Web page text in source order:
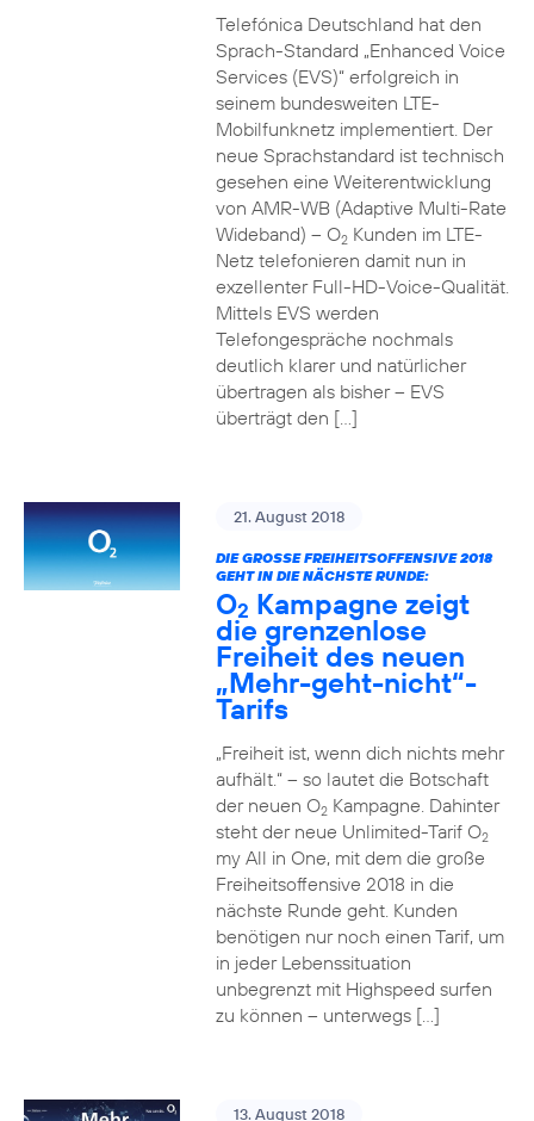
Telefónica Deutschland hat den
Sprach-Standard „Enhanced Voice
Services (EVS)“ erfolgreich in
seinem bundesweiten LTE-
Mobilfunknetz implementiert. Der
neue Sprachstandard ist technisch
gesehen eine Weiterentwicklung
von AMR-WB (Adaptive Multi-Rate
Wideband) – O2Kunden im LTE-
Netz telefonieren damit nun in
exzellenter Full-HD-Voice-Qualität.
Mittels EVS werden
Telefongespräche nochmals
deutlich klarer und natürlicher
übertragen als bisher – EVS
überträgt den […]
21. August 2018
DIE GROSSE FREIHEITSOFFENSIVE 2018 G
EHT IN DIE NÄCHSTE RUNDE:
O2 Kampagne zeigt
die grenzenlose
Freiheit des neuen
„Mehr-geht-nicht“-
Tarifs
„Freiheit ist, wenn dich nichts mehr
aufhält.“ – so lautet die Botschaft
der neuen O2Kampagne. Dahinter
steht der neue Unlimited-Tarif O2
my All in One, mit dem die große
Freiheitsoffensive 2018 in die
nächste Runde geht. Kunden
benötigen nur noch einen Tarif, um
in jeder Lebenssituation
unbegrenzt mit Highspeed surfen
zu können – unterwegs […]
13. August 2018